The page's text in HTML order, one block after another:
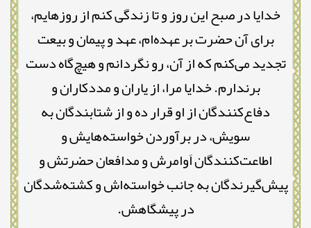
خدایا در صبح این روز و تا زندگی کنم از روزهایم،
برای آن حضرت بر عهده‌ام، عهد و پیمان و بیعت
تجدید می‌کنم که از آن، رو نگردانم و هیچ‌گاه دست
برندارم. خدایا مرا، از یاران و مددکاران و
دفاع‌کنندگان از او قرار ده و از شتابندگان به
سویش، در برآوردن خواسته‌هایش و
اطاعت‌کنندگان اَوامرش و مدافعان حضرتش و
پیش‌گیرندگان به جانب خواسته‌اش و کشته‌شدگان
در پیشگاهش.